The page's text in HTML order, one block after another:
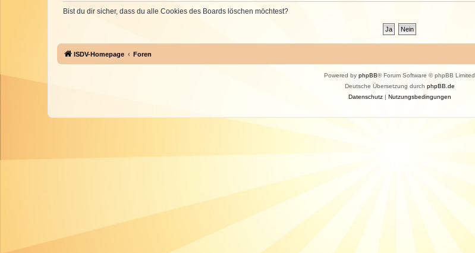
Bist du dir sicher, dass du alle Cookies des Boards löschen möchtest?
ISDV-Homepage Foren
Powered by phpBB® Forum Software © phpBB Limited
Deutsche Übersetzung durch phpBB.de
Datenschutz| Nutzungsbedingungen